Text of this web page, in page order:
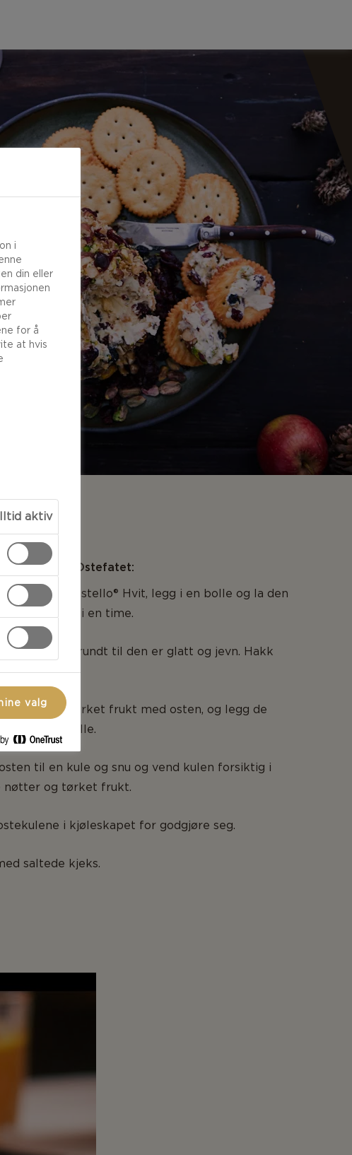
Ostekuler Til Ostefatet:
kanten på Castello® Hvit, legg i en bolle og la den
i en time.
er myk, rør rundt til den er glatt og jevn. Hakk
tørket frukt.
nøtter og tørket frukt med osten, og legg de
2/3 i en bolle.
til en kule og snu og vend kulen forsiktig i
nøtter og tørket frukt.
i kjøleskapet for godgjøre seg.
saltede kjeks.
i
din eller
for å
at hvis
aktiv
valg